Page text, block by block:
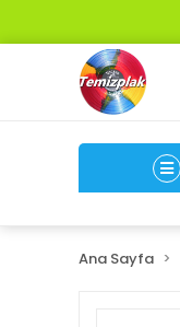
Ana Sayfa